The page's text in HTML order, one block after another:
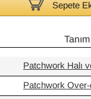
Sepete
Tanım
Patchwork Halı
Patchwork